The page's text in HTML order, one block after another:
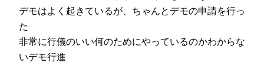
デモはよく起きているが、ちゃんとデモの申請を行っ
た
非常に行儀のいい何のためにやっているのかわからな
いデモ行進